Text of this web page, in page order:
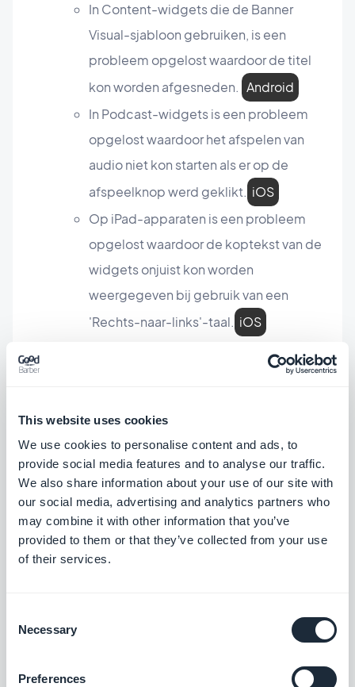
This website uses cookies
We use cookies to personalise content and ads, to
provide social media features and to analyse our traffic.
We also share information about your use of our site with
our social media, advertising and analytics partners who
may combine it with other information that you’ve
provided to them or that they’ve collected from your use
of their services.
Selection
Necessary
Preferences
In Content-widgets die de Banner
Visual-sjabloon gebruiken, is een
probleem opgelost waardoor de titel
kon worden afgesneden. Android
In Podcast-widgets is een probleem
opgelost waardoor het afspelen van
audio niet kon starten als er op de
afspeelknop werd geklikt. iOS
Op iPad-apparaten is een probleem
opgelost waardoor de koptekst van de
widgets onjuist kon worden
weergegeven bij gebruik van een
'Rechts-naar-links'-taal. iOS
sjabloon UneClassic gebruiken, is een
cel met de verkeerde achtergrondkleur
kon worden weergegeven. Android
Probleem opgelost waardoor Link-
widgets met de sjabloon Visuele
snelkoppelingen niet werden
weergegeven.
gebruiken, is een probleem opgelost